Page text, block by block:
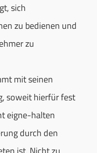
sich
zu bedienen und
zu
mit seinen
soweit hierfür fest
eigne-halten
durch den